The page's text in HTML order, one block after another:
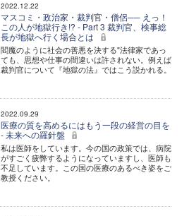
2022.12.22
マスコミ・政治家・裁判官・僧侶── えっ！
この人が地獄行き!? - Part 3 裁判官、検事総
長が地獄へ行く場合とは
閻魔のように社会の善悪を決する"法律家であっ
ても、思想や仕事の間違いは許されない。例えば
裁判官について『地獄の法』ではこう説かれる。
2022.09.29
医療の質を高めるにはもう一段の経営の目を
- 未来への羅針盤
私は医師をしています。今の国の政策では、病院
がすごく疲弊するようになっていますし、医師も
不足しています。この国の医療のあるべき姿をご
教授ください。